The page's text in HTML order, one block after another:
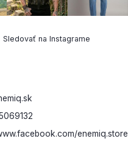
Sledovať na Instagrame
enemiq.store